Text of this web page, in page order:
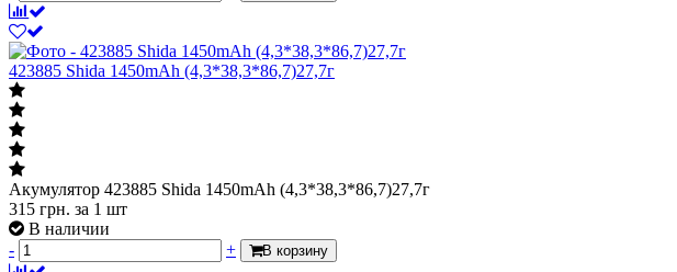
423885 Shida 1450mAh (4,3*38,3*86,7)27,7г
Акумулятор 423885 Shida 1450mAh (4,3*38,3*86,7)27,7г
315 грн. за 1 шт
В наличии
-
+ В корзину